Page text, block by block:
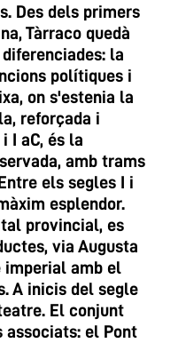
Des dels primers
Tàrraco quedà
la
polítiques i
on s'estenia la
reforçada i
I aC, és la
amb trams
els segles I i
esplendor.
provincial, es
via Augusta
imperial amb el
A inicis del segle
El conjunt
associats: el Pont